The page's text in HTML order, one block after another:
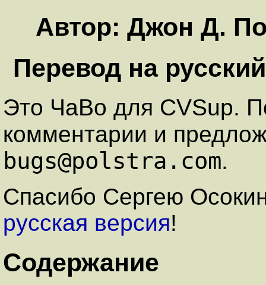
Автор: Джон Д.
Перевод на
Это ЧаВо для CVSup.
комментарии и
bugs@polstra.com.
Спасибо Сергею
русская версия!
Содержание